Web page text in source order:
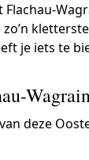
je iets te
deze